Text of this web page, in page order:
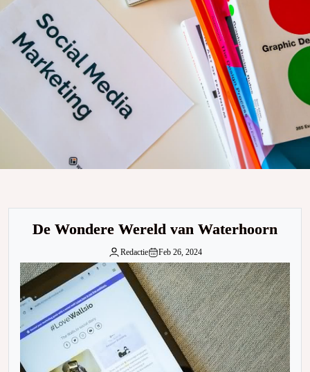
De Waterhoorn: Een nieuwe dimensie van de
ervaring
De Wondere Wereld van Waterhoorn
Redactie Feb 26, 2024